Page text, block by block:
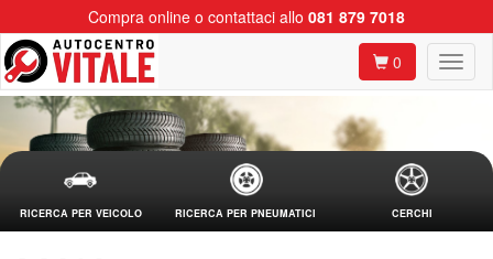
Compra online o contattaci allo 081 879 7018
0
RICERCA PER VEICOLO RICERCA PER PNEUMATICI CERCHI